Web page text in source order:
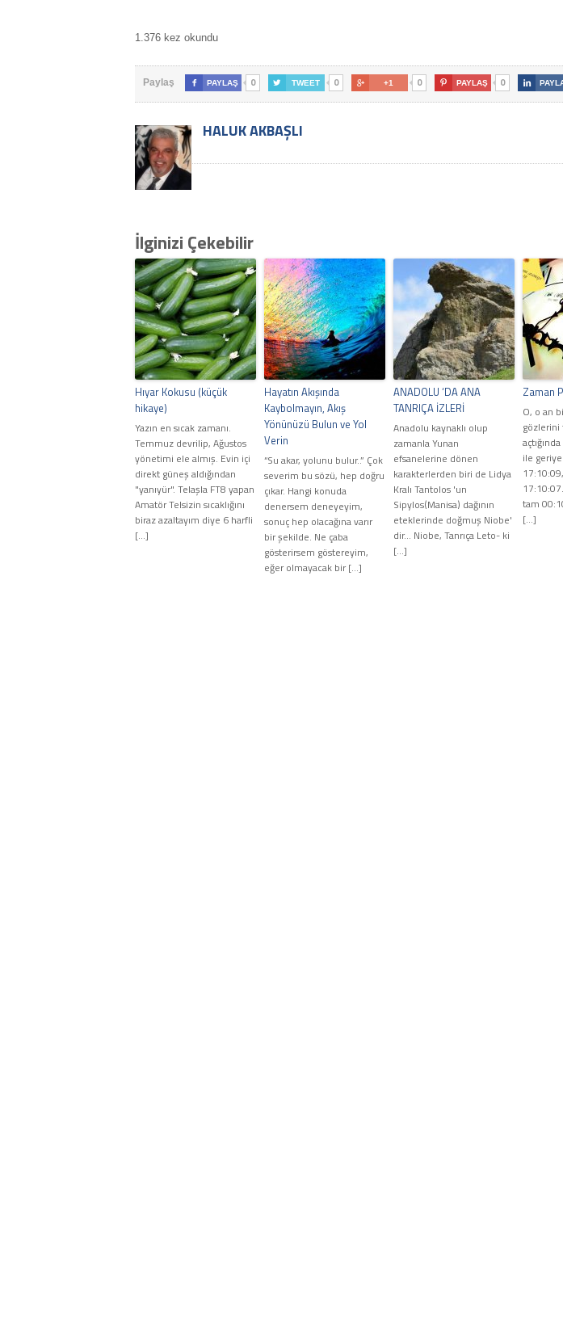
1.376 kez okundu
Paylaş  PAYLAŞ 0  TWEET 0  +1 0  PAYLAŞ 0 
HALUK AKBAŞLI
İlginizi Çekebilir
Hıyar Kokusu (küçük
hikaye)
Yazın en sıcak zamanı.
Temmuz devrilip, Ağustos
yönetimi ele almış. Evin içi
direkt güneş aldığından
"yanıyür". Telaşla FT8 yapan
Amatör Telsizin sıcaklığını
biraz azaltayım diye 6 harfli
[…]
Hayatın Akışında
Kaybolmayın, Akış
Yönünüzü Bulun ve Yol
Verin
“Su akar, yolunu bulur..” Çok
severim bu sözü, hep doğru
çıkar. Hangi konuda
denersem deneyeyim,
sonuç hep olacağına varır
bir şekilde. Ne çaba
gösterirsem göstereyim,
eğer olmayacak bir […]
ANADOLU ‘DA ANA
TANRIÇA İZLERİ
Anadolu kaynaklı olup
zamanla Yunan
efsanelerine dönen
karakterlerden biri de Lidya
Kralı Tantolos 'un
Sipylos(Manisa) dağının
eteklerinde doğmuş Niobe'
dir... Niobe, Tanrıça Leto- ki
[…]
Zaman
O, o an
ile geriye
tam
[…]